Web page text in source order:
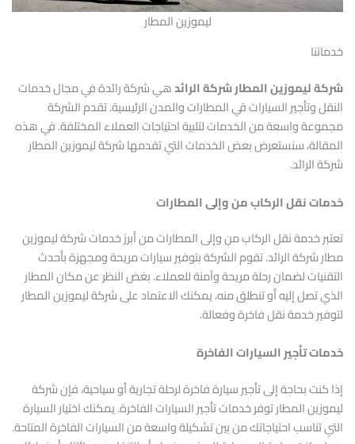
ليموزين المطار
خدماتنا
شركة ليموزين المطار شركة الرائدهي شركة رائدة في مجال خدمات
النقل وتأجير السيارات في المطارات والمدن الرئيسية. تقدم الشركة
مجموعة واسعة من الخدمات لتلبية احتياجات العملاء المختلفة. في هذه
المقالة، سنستعرض بعض الخدمات التي تقدمها شركة ليموزين المطار
شركة الرائد.
خدمات نقل الركاب من وإلى المطارات
تعتبر خدمة نقل الركاب من وإلى المطارات من أبرز خدمات شركة ليموزين
مطار شركة الرائد. تقوم الشركة بتوفير سيارات مريحة ومجهزة بأحدث
التقنيات لضمان رحلة مريحة وآمنة للعملاء. بغض النظر عن مكان المطار
الذي تصل إليه أو تنطلق منه، يمكنك الاعتماد على شركة ليموزين المطار
لتوفير خدمة نقل فاخرة وفعالة.
خدمات تأجير السيارات الفاخرة
إذا كنت بحاجة إلى تأجير سيارة فاخرة لرحلة تجارية أو سياحية، فإن شركة
ليموزين المطار توفر خدمات تأجير السيارات الفاخرة. يمكنك اختيار السيارة
التي تناسب احتياجاتك من بين تشكيلة واسعة من السيارات الفاخرة المتاحة.